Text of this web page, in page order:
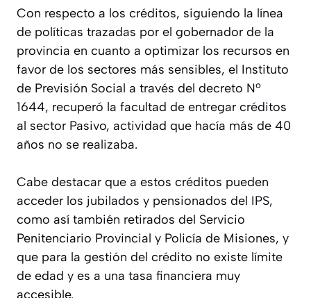
Con respecto a los créditos, siguiendo la línea
de políticas trazadas por el gobernador de la
provincia en cuanto a optimizar los recursos en
favor de los sectores más sensibles, el Instituto
de Previsión Social a través del decreto Nº
1644, recuperó la facultad de entregar créditos
al sector Pasivo, actividad que hacía más de 40
años no se realizaba.
Cabe destacar que a estos créditos pueden
acceder los jubilados y pensionados del IPS,
como así también retirados del Servicio
Penitenciario Provincial y Policía de Misiones, y
que para la gestión del crédito no existe límite
de edad y es a una tasa financiera muy
accesible.